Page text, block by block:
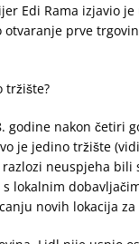
Edi Rama izjavio
prve
tržište?
godine nakon četiri
je jedino tržište
neuspjeha
lokalnim
novih lokacija